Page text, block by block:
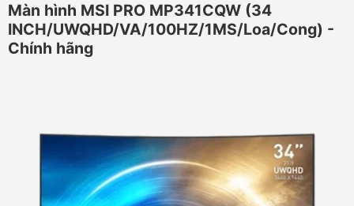
Màn hình MSI PRO MP341CQW (34
INCH/UWQHD/VA/100HZ/1MS/Loa/Cong) -
Chính hãng